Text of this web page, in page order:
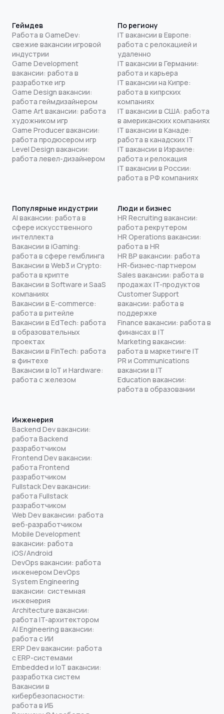
Геймдев
Работа в GameDev:
свежие вакансии игровой
индустрии
Game Development
вакансии: работа в
разработке игр
Game Design вакансии:
работа геймдизайнером
Game Art вакансии: работа
художником игр
Game Producer вакансии:
работа продюсером игр
Level Design вакансии:
работа левел-дизайнером
По региону
IT вакансии в Европе:
работа с релокацией и
удаленно
IT вакансии в Германии:
работа и карьера
IT вакансии на Кипре:
работа в кипрских
компаниях
IT вакансии в США: работа
в американских компаниях
IT вакансии в Канаде:
работа в канадских IT
IT вакансии в Израиле:
работа и релокация
IT вакансии в России:
работа в РФ компаниях
Популярные индустрии
AI вакансии: работа в
сфере искусственного
интеллекта
Вакансии в iGaming:
работа в сфере гемблинга
Вакансии в Web3 и Crypto:
работа в крипте
Вакансии в Software и SaaS
компаниях
Вакансии в E-commerce:
работа в ритейле
Вакансии в EdTech: работа
в образовательных
проектах
Вакансии в FinTech: работа
в финтехе
Вакансии в IoT и Hardware:
работа с железом
Люди и бизнес
HR Recruiting вакансии:
работа рекрутером
HR Operations вакансии:
работа в HR
HR BP вакансии: работа
HR-бизнес-партнером
Sales вакансии: работа в
продажах IT-продуктов
Customer Support
вакансии: работа в
поддержке
Finance вакансии: работа в
финансах в IT
Marketing вакансии:
работа в маркетинге IT
PR и Communications
вакансии в IT
Education вакансии:
работа в образовании
Инженерия
Backend Dev вакансии:
работа Backend
разработчиком
Frontend Dev вакансии:
работа Frontend
разработчиком
Fullstack Dev вакансии:
работа Fullstack
разработчиком
Web Dev вакансии: работа
веб-разработчиком
Mobile Development
вакансии: работа
iOS/Android
DevOps вакансии: работа
инженером DevOps
System Engineering
вакансии: системная
инженерия
Architecture вакансии:
работа IT-архитектором
AI Engineering вакансии:
работа с ИИ
ERP Dev вакансии: работа
с ERP-системами
Embedded и IoT вакансии:
разработка систем
Вакансии в
кибербезопасности:
работа в ИБ